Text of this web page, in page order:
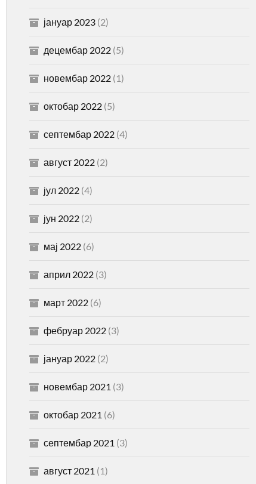
јануар 2023(2)
децембар 2022(5)
новембар 2022(1)
октобар 2022(5)
септембар 2022(4)
август 2022(2)
јул 2022(4)
јун 2022(2)
мај 2022(6)
април 2022(3)
март 2022(6)
фебруар 2022(3)
јануар 2022(2)
новембар 2021 (3)
октобар 2021 (6)
септембар 2021 (3)
август 2021 (1)